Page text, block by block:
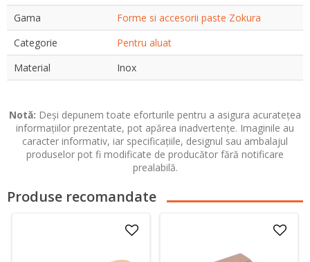
Gama
Forme si accesorii paste Zokura
Categorie
Pentru aluat
Material
Inox
Notă: Deși depunem toate eforturile pentru a asigura acuratețea
informațiilor prezentate, pot apărea inadvertențe. Imaginile au
caracter informativ, iar specificațiile, designul sau ambalajul
produselor pot fi modificate de producător fără notificare
prealabilă.
Produse recomandate